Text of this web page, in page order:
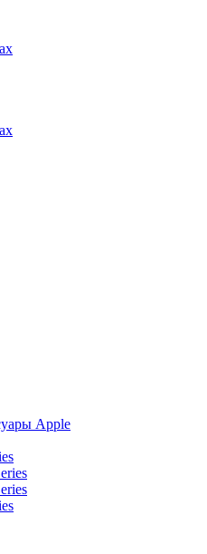
Apple